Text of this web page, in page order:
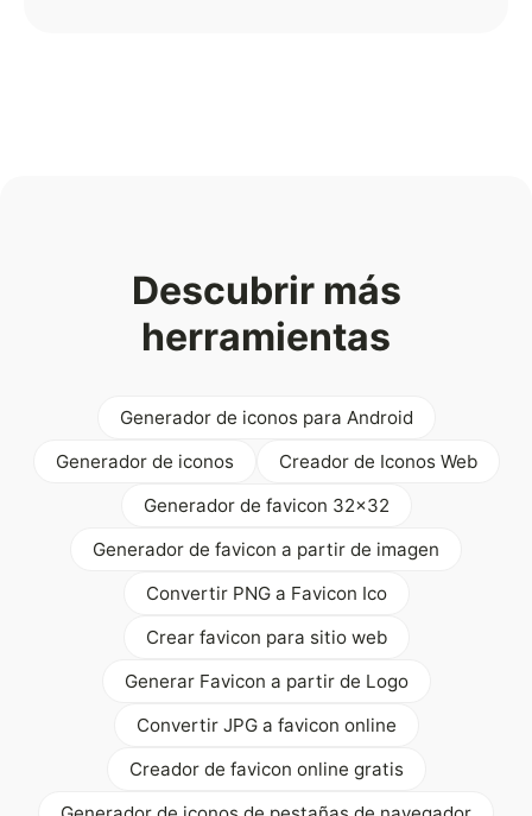
Descubrir más
herramientas
Generador de iconos para Android
Generador de iconos
Creador de Iconos Web
Generador de favicon 32x32
Generador de favicon a partir de imagen
Convertir PNG a Favicon Ico
Crear favicon para sitio web
Generar Favicon a partir de Logo
Convertir JPG a favicon online
Creador de favicon online gratis